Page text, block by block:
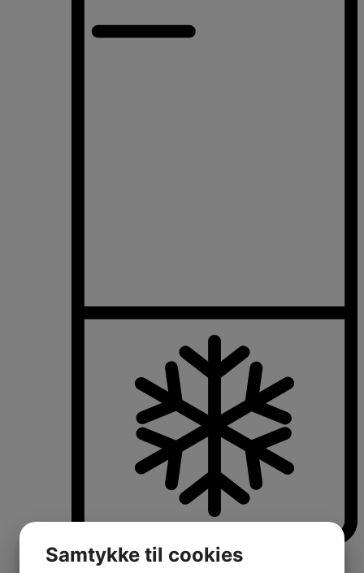
Køle-/fryseskabe
Samtykke til cookies